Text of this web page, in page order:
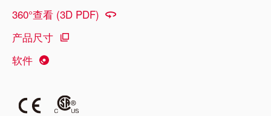
360°查看 (3D PDF)
产品尺寸
软件